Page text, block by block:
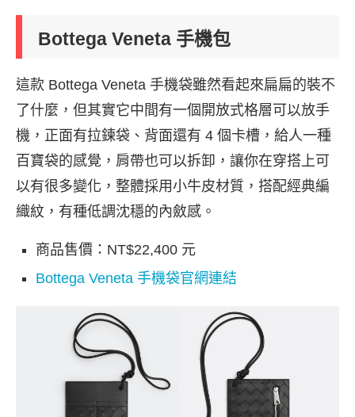
Bottega Veneta 手機包
這款 Bottega Veneta 手機袋雖然看起來扁扁的裝不
了什麼，但其實它中間有一個開放式格層可以放手
機，正面有拉鍊袋、背面還有 4 個卡槽，給人一種
百寶袋的感覺，肩帶也可以拆卸，讓你在穿搭上可
以有很多變化，整體採用小牛皮材質，搭配經典編
織紋，有種低調沈穩的內斂感。
商品售價：NT$22,400 元
Bottega Veneta 手機袋官網連結